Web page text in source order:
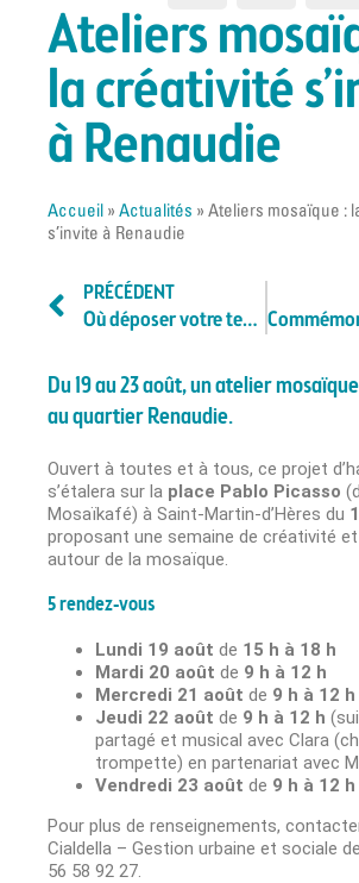
Ateliers
la créativité
à Renaudie
Accueil » Actualités » Ateliers mosaïque :
s’invite à Renaudie
PRÉCÉDENT
Où déposer votre textile à Saint-Martin-d’Hères ?
Du 19 au 23 août, un atelier
au quartier Renaudie.
Ouvert à toutes et à tous, ce projet
s’étalera sur la place Pablo Picasso
Mosaïkafé) à Saint-Martin-d’Hères du
proposant une semaine de créativité
autour de la mosaïque.
5 rendez-vous
Lundi 19 août de 15 h à 18 h
Mardi 20 août de 9 h à 12 h
Mercredi 21 août de 9 h à 12 h
Jeudi 22 août de 9 h à 12 h
partagé et musical avec Clara
trompette) en partenariat avec
Vendredi 23 août de 9 h à 12 h
Pour plus de renseignements,
Cialdella – Gestion urbaine et sociale
56 58 92 27.